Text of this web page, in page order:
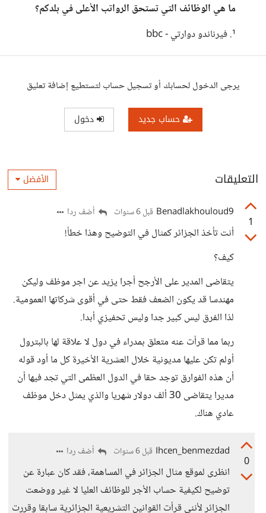
ما هي الوظائف التي تستحق الرواتب الأعلى في بلدكم؟
¹. فيرناندو دوارتي - bbc
يرجى الدخول لحسابك أو تسجيل حساب لتستطيع إضافة تعليق
حساب جديد دخول
التعليقات الأفضل
1
Benadlakhouloud9 قبل 6 سنوات أضف ردا
أنت تأخذ الجزائر كمثال في التوضيح وهذا خطأ!
كيف؟
يتقاضى المدير على الأرجح أجرا يزيد عن اجر موظف وليكن
مهندسا قد يكون الضعف فقط حتى في أقوى شركاتها العمومية.
لذا الفرق ليس كبير جدا وليس تحفيزي أبدا.
ربما مما قرأت عنه متعلق بمدراء في دول لا علاقة لها بالبترول
أولم تكن عليها مديونية خلال العشرية الأخيرة كل ما أود قوله
أن هذه الفوارق توجد حقا في الدول العظمى التي تجد فيها أن
مديرا يتقاضى 30 ألف دولار شهريا والذي يمثل دخل موظف
عادي هناك.
0
Ihcen_benmezdad قبل 6 سنوات أضف ردا
انظرى لموقع مثال الجزائر في المساهمة، فقد كان عبارة عن
توضيح لكيفية حساب الأجر للوظائف العليا لا غير ووضعت
الجزائر لأننى قرأت القوانين التشريعية الجزائرية سابقا وقررت